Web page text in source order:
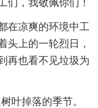
们，我敬佩你们！
在凉爽的环境中工
头上的一轮烈日，
再也看不见垃圾为
叶掉落的季节。